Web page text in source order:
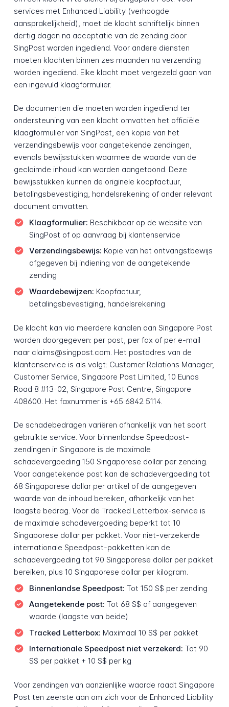
services met Enhanced Liability (verhoogde
aansprakelijkheid), moet de klacht schriftelijk binnen
dertig dagen na acceptatie van de zending door
SingPost worden ingediend. Voor andere diensten
moeten klachten binnen zes maanden na verzending
worden ingediend. Elke klacht moet vergezeld gaan van
een ingevuld klaagformulier.
De documenten die moeten worden ingediend ter
ondersteuning van een klacht omvatten het officiële
klaagformulier van SingPost, een kopie van het
verzendingsbewijs voor aangetekende zendingen,
evenals bewijsstukken waarmee de waarde van de
geclaimde inhoud kan worden aangetoond. Deze
bewijsstukken kunnen de originele koopfactuur,
betalingsbevestiging, handelsrekening of ander relevant
document omvatten.
Klaagformulier: Beschikbaar op de website van
SingPost of op aanvraag bij klantenservice
Verzendingsbewijs: Kopie van het ontvangstbewijs
afgegeven bij indiening van de aangetekende
zending
Waardebewijzen: Koopfactuur,
betalingsbevestiging, handelsrekening
De klacht kan via meerdere kanalen aan Singapore Post
worden doorgegeven: per post, per fax of per e-mail
naar claims@singpost.com. Het postadres van de
klantenservice is als volgt: Customer Relations Manager,
Customer Service, Singapore Post Limited, 10 Eunos
Road 8 #13-02, Singapore Post Centre, Singapore
408600. Het faxnummer is +65 6842 5114.
De schadebedragen variëren afhankelijk van het soort
gebruikte service. Voor binnenlandse Speedpost-
zendingen in Singapore is de maximale
schadevergoeding 150 Singaporese dollar per zending.
Voor aangetekende post kan de schadevergoeding tot
68 Singaporese dollar per artikel of de aangegeven
waarde van de inhoud bereiken, afhankelijk van het
laagste bedrag. Voor de Tracked Letterbox-service is
de maximale schadevergoeding beperkt tot 10
Singaporese dollar per pakket. Voor niet-verzekerde
internationale Speedpost-pakketten kan de
schadevergoeding tot 90 Singaporese dollar per pakket
bereiken, plus 10 Singaporese dollar per kilogram.
Binnenlandse Speedpost: Tot 150 S$ per zending
Aangetekende post: Tot 68 S$ of aangegeven
waarde (laagste van beide)
Tracked Letterbox: Maximaal 10 S$ per pakket
Internationale Speedpost niet verzekerd: Tot 90
S$ per pakket + 10 S$ per kg
Voor zendingen van aanzienlijke waarde raadt Singapore
Post ten zeerste aan om zich voor de Enhanced Liability